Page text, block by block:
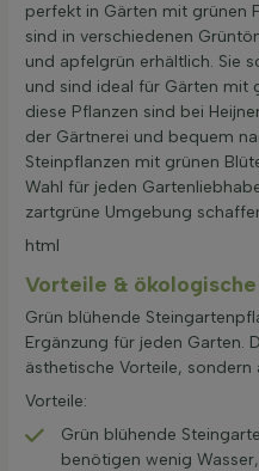
perfekt in Gärten mit grünen
sind in verschiedenen
und apfelgrün erhältlich. Sie
und sind ideal für Gärten mit
diese Pflanzen sind bei
der Gärtnerei und bequem
Steinpflanzen mit grünen
Wahl für jeden
zartgrüne Umgebung
html
Vorteile &
Grün blühende
Ergänzung für jeden Garten.
ästhetische Vorteile,
Vorteile:
Grün blühende
benötigen wenig